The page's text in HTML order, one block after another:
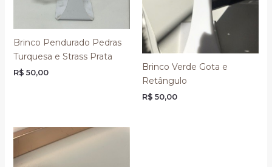
Brinco Pendurado Pedras
Turquesa e Strass Prata
R$ 50,00
Brinco Verde Gota e
Retângulo
R$ 50,00